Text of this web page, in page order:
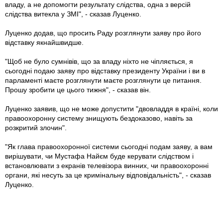
владу, а не допомогти результату слідства, одна з версій
слідства витекла у ЗМІ", - сказав Луценко.
Луценко додав, що просить Раду розглянути заяву про його
відставку якнайшвидше.
"Щоб не було сумнівів, що за владу ніхто не чіпляється, я
сьогодні подаю заяву про відставку президенту України і ви в
парламенті маєте розглянути маєте розглянути це питання.
Прошу зробити це цього тижня", - сказав він.
Луценко заявив, що не може допустити "двовладдя в країні, коли
правоохоронну систему знищують бездоказово, навіть за
розкритий злочин".
"Як глава правоохоронної системи сьогодні подам заяву, а вам
вирішувати, чи Мустафа Найєм буде керувати слідством і
встановлювати з екранів телевізора винних, чи правоохоронні
органи, які несуть за це кримінальну відповідальність", - сказав
Луценко.